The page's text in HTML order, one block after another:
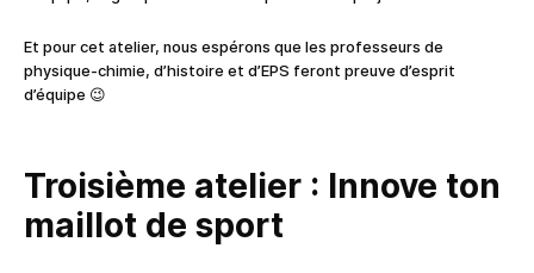
Et pour cet atelier, nous espérons que les professeurs de
physique-chimie, d’histoire et d’EPS feront preuve d’esprit
d’équipe 😉
Troisième atelier : Innove ton
maillot de sport